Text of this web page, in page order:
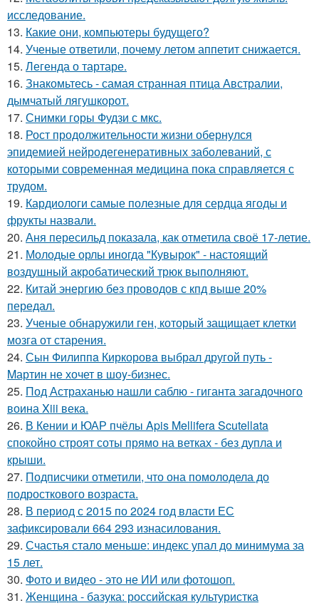
исследование.
13. Какие они, компьютеры будущего?
14. Ученые ответили, почему летом аппетит снижается.
15. Легенда о тартаре.
16. Знакомьтесь - самая странная птица Австралии,
дымчатый лягушкорот.
17. Снимки горы Фудзи с мкс.
18. Рост продолжительности жизни обернулся
эпидемией нейродегенеративных заболеваний, с
которыми современная медицина пока справляется с
трудом.
19. Кардиологи самые полезные для сердца ягоды и
фрукты назвали.
20. Аня пересильд показала, как отметила своё 17-летие.
21. Молодые орлы иногда "Кувырок" - настоящий
воздушный акробатический трюк выполняют.
22. Китай энергию без проводов с кпд выше 20%
передал.
23. Ученые обнаружили ген, который защищает клетки
мозга от старения.
24. Сын Филиппa Киркоровa выбрал другой путь -
Mартин не хочет в шоy-бизнес.
25. Под Астраханью нашли саблю - гиганта загадочного
воина Xiii века.
26. В Кении и ЮАР пчёлы Apis Mellifera Scutellata
спокойно строят соты прямо на ветках - без дупла и
крыши.
27. Подписчики отметили, что она помолодела до
подросткового возраста.
28. В период с 2015 по 2024 год власти ЕС
зафиксировали 664 293 изнасилования.
29. Счастья стало меньше: индекс упал до минимума за
15 лет.
30. Фото и видео - это не ИИ или фотошоп.
31. Женщина - базука: российская культуристка